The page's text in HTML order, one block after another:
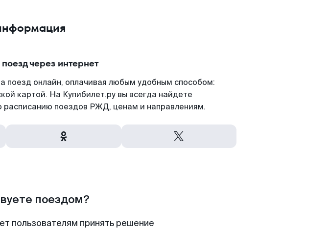
через интернет
поезд онлайн, оплачивая любым удобным способом:
картой. На Купибилет.ру вы всегда найдете
расписанию поездов РЖД, ценам и направлениям.
поездом?
пользователям принять решение